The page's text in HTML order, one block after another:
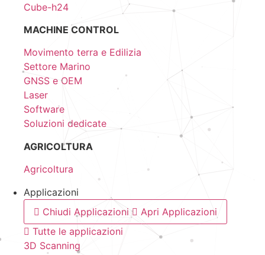
Cube-h24
MACHINE CONTROL
Movimento terra e Edilizia
Settore Marino
GNSS e OEM
Laser
Software
Soluzioni dedicate
AGRICOLTURA
Agricoltura
Applicazioni
Chiudi Applicazioni
Apri Applicazioni
Tutte le applicazioni
3D Scanning